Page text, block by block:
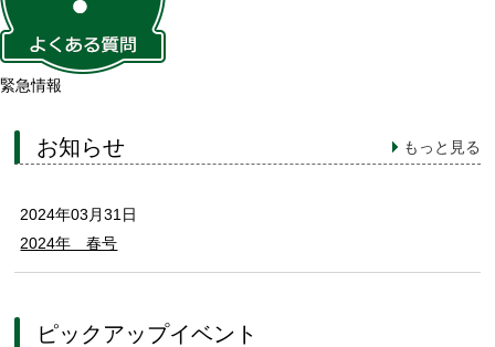
緊急情報
お知らせ もっと見る
2024年03月31日
2024年 春号
ピックアップイベント